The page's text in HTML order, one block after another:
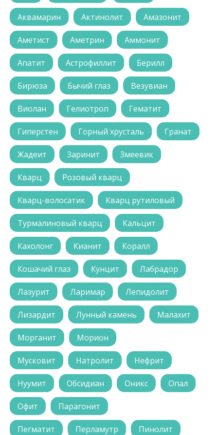
Аквамарин Актинолит Амазонит
Аметист Аметрин Аммонит
Апатит Астрофиллит Берилл
Бирюза Бычий глаз Везувиан
Виолан Гелиотроп Гематит
Гиперстен Горный хрусталь Гранат
Жадеит Заринит Змеевик
Кварц Розовый кварц
Кварц-волосатик Кварц рутиловый
Турмалиновый кварц Кальцит
Кахолонг Кианит Коралл
Кошачий глаз Кунцит Лабрадор
Лазурит Ларимар Лепидолит
Лизардит Лунный камень Малахит
Морганит Морион
Мусковит Натролит Нефрит
Нуумит Обсидиан Оникс Опал
Офит Парагонит
Пегматит Перламутр Пинолит